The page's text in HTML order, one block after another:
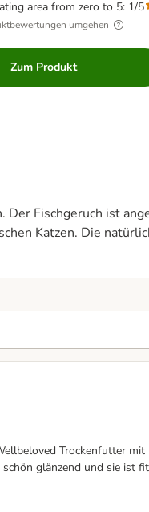
area from zero to 5: 1/5
umgehen
Zum Produkt
Fischgeruch ist
Katzen. Die
Trockenfutter
glänzend und sie ist